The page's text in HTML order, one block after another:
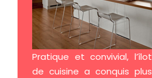
Pratique et convivial, l’îlot
de cuisine a conquis plus